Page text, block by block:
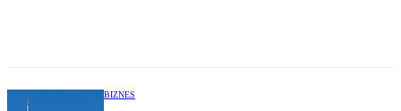
BIZNES